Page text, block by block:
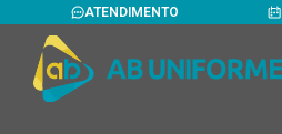
ATENDIMENTO